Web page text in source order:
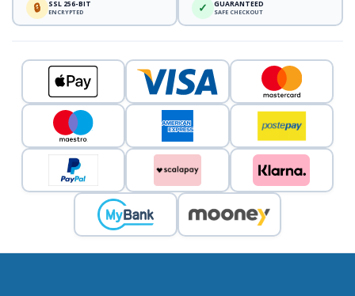
🔒 SSL 256-BIT
ENCRYPTED ✓ GUARANTEED
SAFE CHECKOUT